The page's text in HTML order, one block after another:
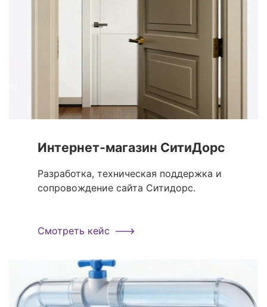
Интернет-магазин СитиДорс
Разработка, техническая поддержка и
сопровождение сайта Ситидорс.
Смотреть кейс